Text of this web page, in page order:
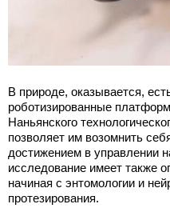
В природе, оказывается,
роботизированные
Наньянского
позволяет им возомнить
достижением в управлении
исследование имеет также
начиная с энтомологии и
протезирования.